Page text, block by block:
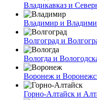
Владикавказ и
Владимир и
Волгоград и
Вологда и
Воронеж и
Горно-Алтайск и